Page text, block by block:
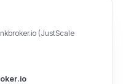
(JustScale